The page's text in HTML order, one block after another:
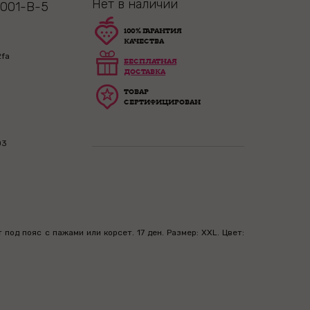
B-5 Нет в наличии
100% ГАРАНТИЯ
КАЧЕСТВА
БЕСПЛАТНАЯ
ДОСТАВКА
ТОВАР
СЕРТИФИЦИРОВАН
пояс с пажами или корсет. 17 ден. Размер: XXL. Цвет: